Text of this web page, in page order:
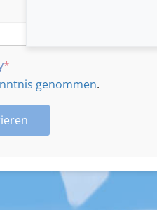
genommen.